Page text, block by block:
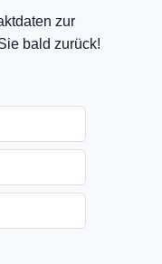
zur
bald zurück!